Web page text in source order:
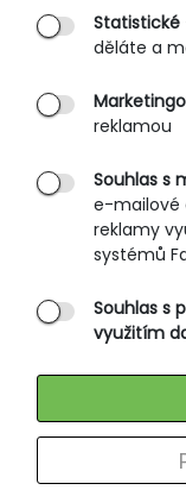
Statistické
děláte a
reklamou
Souhlas s
e-mailové
reklamy
systémů
Souhlas s
využitím
B2B vstup
PRŮVODCE
Obchodní podmínky
Rozměrové tabulky
Způsoby doručení
Ochrana
SLUŽBY
Výměna zboží